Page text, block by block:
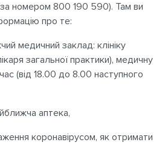
номером 800 190 590). Там ви
про те:
медичний заклад: клініку
загальної практики), медичну
(від 18.00 до 8.00 наступного
аптека,
коронавірусом, як отримати